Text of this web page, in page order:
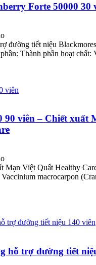
Forte 50000 30
đường tiết niệu
Thành phần hoạt chất:
90 viên – Chiết xuất
Mạn Việt Quất Healthy
macrocarpon
hỗ trợ đường tiết